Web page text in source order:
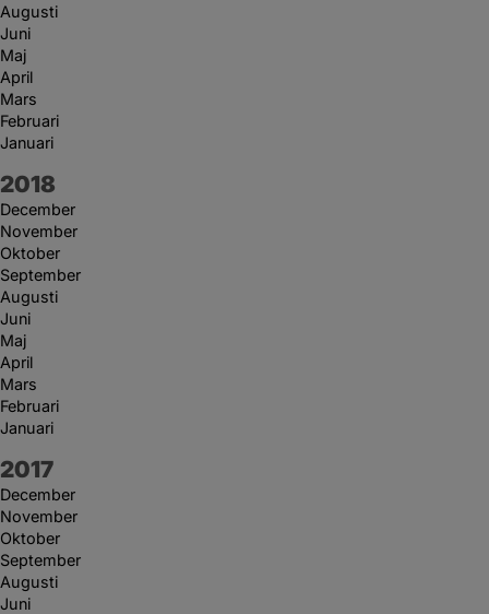
Augusti
Juni
Maj
April
Mars
Februari
Januari
År:
2018
December
November
Oktober
September
Augusti
Juni
Maj
April
Mars
Februari
Januari
År:
2017
December
November
Oktober
September
Augusti
Juni